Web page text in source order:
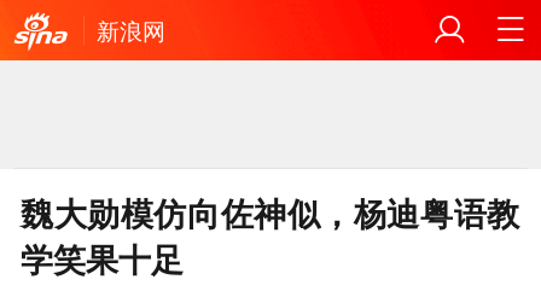
新浪网
魏大勋模仿向佐神似，杨迪粤语教
学笑果十足